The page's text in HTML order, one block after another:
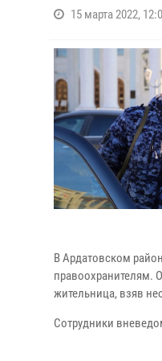
15 марта 2022,
В Ардатовском
правоохранителям.
жительница, взяв
Сотрудники